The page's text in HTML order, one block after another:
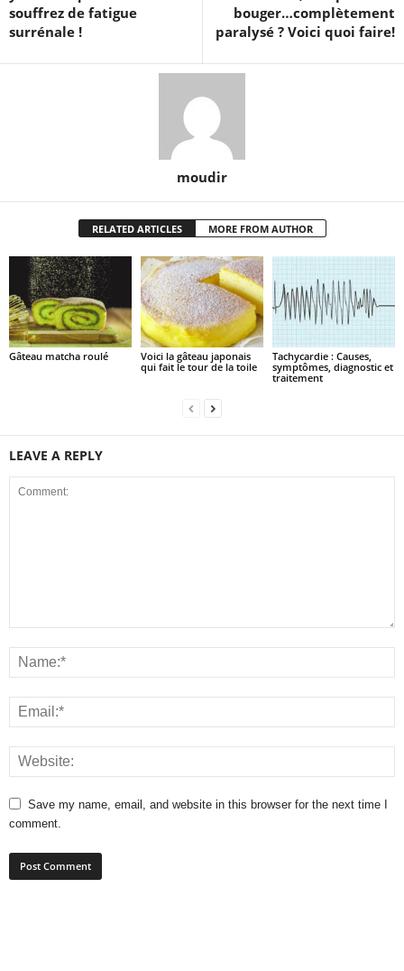
souffrez de fatigue
surrénale !
bouger…complètement
paralysé ? Voici quoi faire!
moudir
RELATED ARTICLES MORE FROM AUTHOR
Gâteau matcha roulé
Voici la gâteau japonais
qui fait le tour de la toile
Tachycardie : Causes,
symptômes, diagnostic et
traitement
LEAVE A REPLY
Save my name, email, and website in this browser for the next time I
comment.